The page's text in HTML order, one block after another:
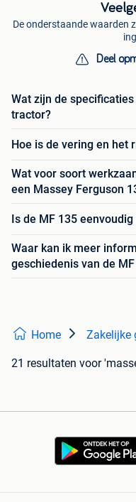
De onderstaande waarden
Deel
Wat zijn de
tractor?
Hoe is de vering en het
Wat voor soort
een Massey Ferguson
Is de MF 135
Waar kan ik meer
geschiedenis van de
Home Zakelijke
21 resultaten voor